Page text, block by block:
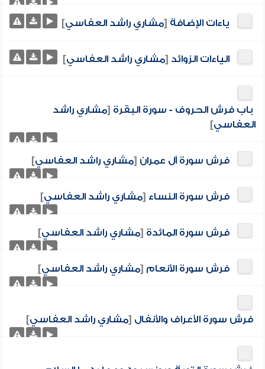
ياءات الإضافة [مشاري راشد العفاسي]
الياءات الزوائد [مشاري راشد العفاسي]
باب فرش الحروف - سورة البقرة [مشاري راشد
العفاسي]
فرش سورة آل عمران [مشاري راشد العفاسي]
فرش سورة النساء [مشاري راشد العفاسي]
فرش سورة المائدة [مشاري راشد العفاسي]
فرش سورة الأنعام [مشاري راشد العفاسي]
فرش سورة الأعراف والأنفال [مشاري راشد العفاسي]